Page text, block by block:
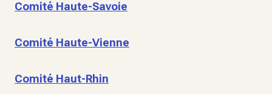
Comité Haute-Savoie
Comité Haute-Vienne
Comité Haut-Rhin